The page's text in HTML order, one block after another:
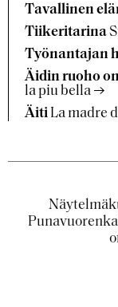
Tavallinen
Tiikeritarina
Työnantajan
Äidin ruoho
la piu bella
Äiti La madre